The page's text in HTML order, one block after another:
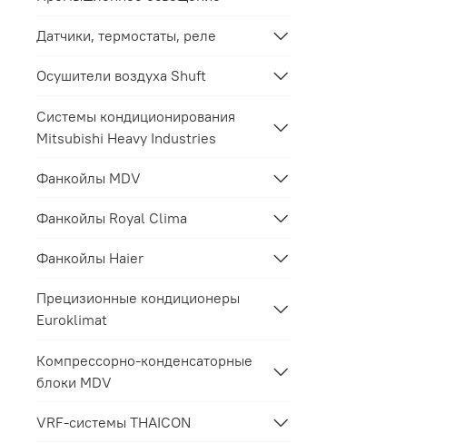
Датчики, термостаты, реле
Осушители воздуха Shuft
Системы кондиционирования
Mitsubishi Heavy Industries
Фанкойлы MDV
Фанкойлы Royal Clima
Фанкойлы Haier
Прецизионные кондиционеры
Euroklimat
Компрессорно-конденсаторные
блоки MDV
VRF-системы THAICON